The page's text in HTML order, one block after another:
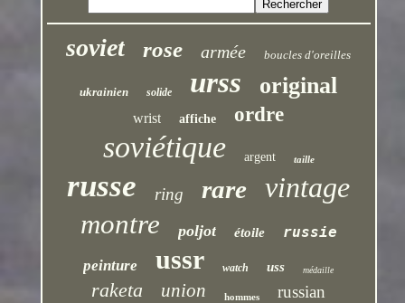
soviet rose armée boucles d'oreilles
ukrainien solide urss original
wrist affiche ordre
soviétique argent taille
russe ring rare vintage
montre poljot étoile
russie
peinture
ussr watch uss médaille
raketa union hommes russian